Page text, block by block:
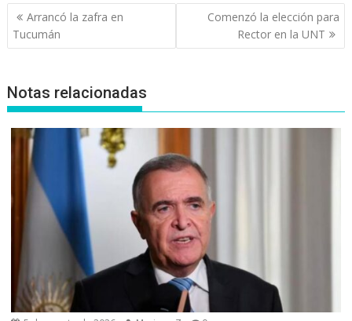
Navegación
de
entradas
Arrancó la zafra en
Tucumán
Comenzó la elección para
Rector en la UNT
Notas relacionadas